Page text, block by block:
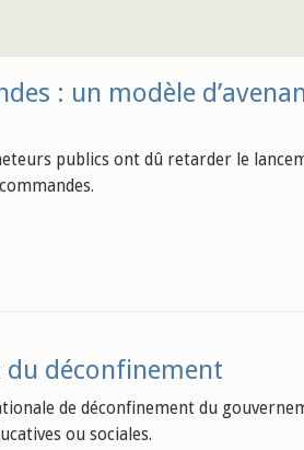
: un modèle
publics ont dû retarder le
du déconfinement
de déconfinement du
ou sociales.